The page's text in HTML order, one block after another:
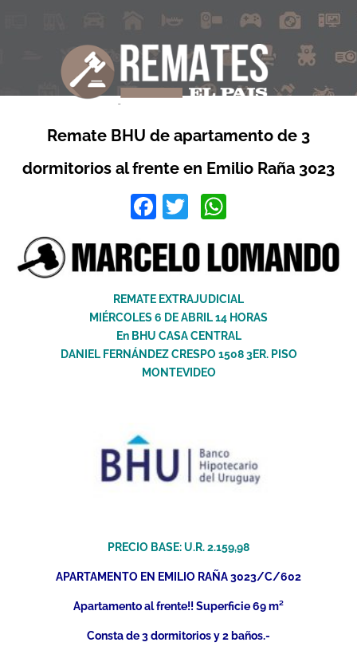
Remate BHU de apartamento de 3
dormitorios al frente en Emilio Raña 3023
Facebook
Twitter
REMATE EXTRAJUDICIAL
MIÉRCOLES 6 DE ABRIL 14 HORAS
En BHU CASA CENTRAL
DANIEL FERNÁNDEZ CRESPO 1508 3ER. PISO
MONTEVIDEO
PRECIO BASE: U.R. 2.159,98
APARTAMENTO EN EMILIO RAÑA 3023/C/602
Apartamento al frente!! Superficie 69 m²
Consta de 3 dormitorios y 2 baños.-